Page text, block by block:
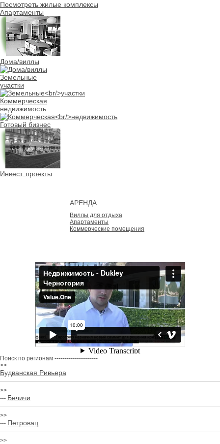
Посмотреть жилые комплексы
Апартаменты
Дома/виллы
Земельные
участки
Коммерческая
недвижимость
Готовый бизнес
Инвест. проекты
АРЕНДА
Виллы для отдыха
Апартаменты
Коммерческие помещения
Поиск по регионам ----------------------
>>
Будванская Ривьера
>>
--- Бечичи
>>
--- Петровац
>>